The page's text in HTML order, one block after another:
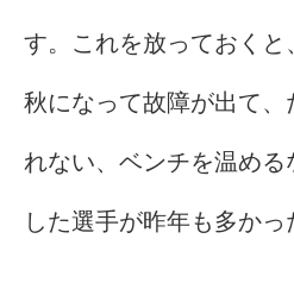
す。これを放っておく
秋になって故障が出て、
れない、ベンチを温め
した選手が昨年も多かっ